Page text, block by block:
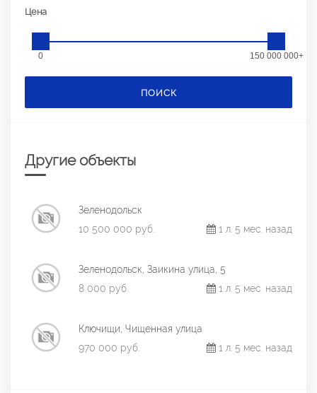
Цена
0 150 000 000+
ПОИСК
Другие объекты
Зеленодольск
10 500 000 руб.
1 л. 5 мес. назад
Зеленодольск, Заикина улица, 5
8 000 руб.
1 л. 5 мес. назад
Ключищи, Чищенная улица
970 000 руб.
1 л. 5 мес. назад